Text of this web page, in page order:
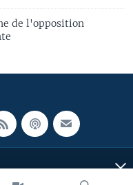
de l'opposition